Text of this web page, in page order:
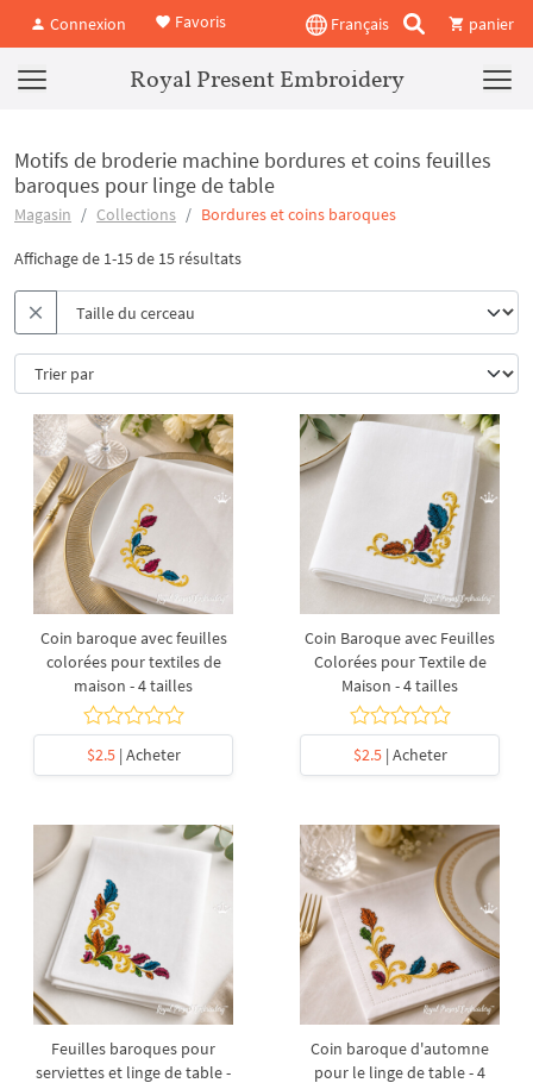
Connexion Favoris Français panier
Royal Present Embroidery
Motifs de broderie machine bordures et coins feuilles
baroques pour linge de table
Magasin Collections Bordures et coins baroques
Affichage de 1-15 de 15 résultats
Coin baroque avec feuilles
colorées pour textiles de
maison - 4 tailles
$2.5| Acheter
Coin Baroque avec Feuilles
Colorées pour Textile de
Maison - 4 tailles
$2.5| Acheter
Feuilles baroques pour
serviettes et linge de table -
Coin baroque d'automne
pour le linge de table - 4